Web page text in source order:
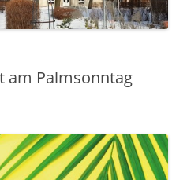
am Palmsonntag